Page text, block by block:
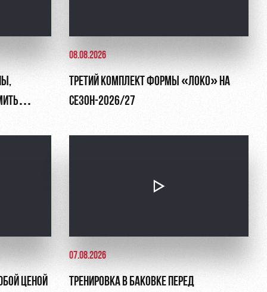
08.08.2026
ТРЕТИЙ КОМПЛЕКТ ФОРМЫ «ЛОКО» НА
СЕЗОН-2026/27
ЦЕНОЙ
07.08.2026
ТРЕНИРОВКА В БАКОВКЕ ПЕРЕД